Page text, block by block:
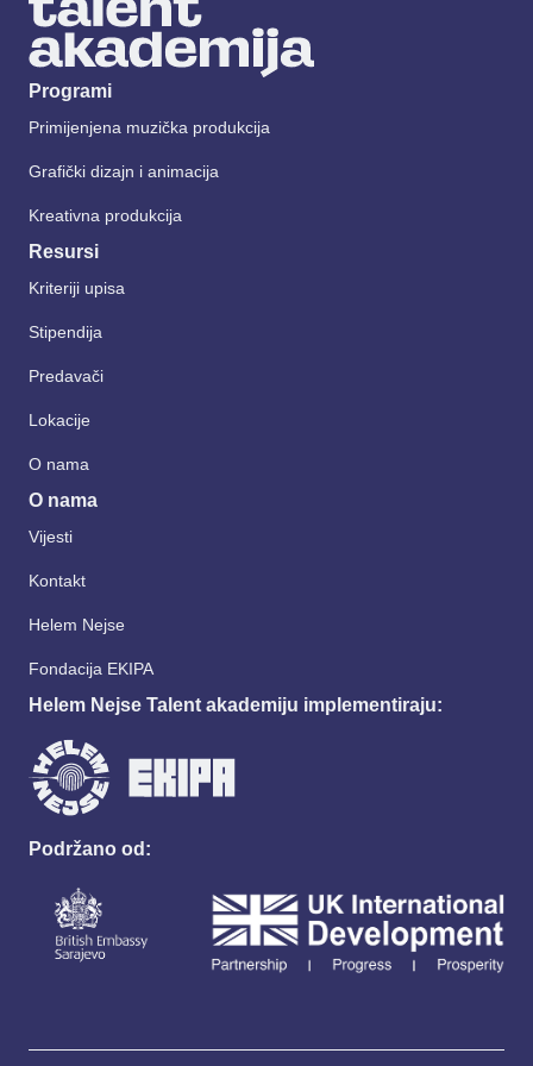
Programi
Primijenjena muzička produkcija
Grafički dizajn i animacija
Kreativna produkcija
Resursi
Kriteriji upisa
Stipendija
Predavači
Lokacije
O nama
O nama
Vijesti
Kontakt
Helem Nejse
Fondacija EKIPA
Helem Nejse Talent akademiju implementiraju:
Podržano od: